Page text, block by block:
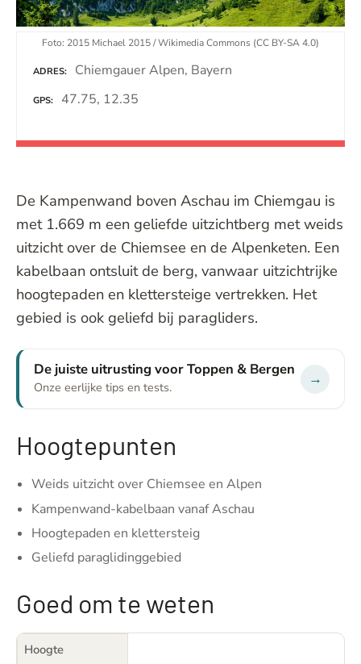
Foto: 2015 Michael 2015 / Wikimedia Commons (CC BY-SA 4.0)
ADRES Chiemgauer Alpen, Bayern
GPS 47.75, 12.35
De Kampenwand boven Aschau im Chiemgau is
met 1.669 m een geliefde uitzichtberg met weids
uitzicht over de Chiemsee en de Alpenketen. Een
kabelbaan ontsluit de berg, vanwaar uitzichtrijke
hoogtepaden en klettersteige vertrekken. Het
gebied is ook geliefd bij paragliders.
De juiste uitrusting voor Toppen & Bergen
Onze eerlijke tips en tests. →
Hoogtepunten
Weids uitzicht over Chiemsee en Alpen
Kampenwand-kabelbaan vanaf Aschau
Hoogtepaden en klettersteig
Geliefd paraglidinggebied
Goed om te weten
Hoogte